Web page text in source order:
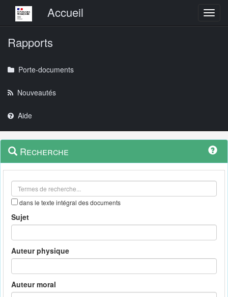
Menu principalAccueil
Rapports
Porte-documents
Nouveautés
Aide
Navigation
outils
Menu
contextuel
Recherche
dans le texte intégral des documents
Sujet
Auteur physique
Auteur moral